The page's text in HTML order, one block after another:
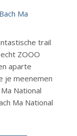
trail
ZOOO
aparte
je meenemen
National
Ma National